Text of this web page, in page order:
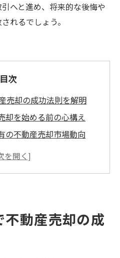
へと進め、将来的な後悔や
れるでしょう。
目次
売却の成功法則を解明
却を始める前の心構え
の不動産売却市場動向
事例から学ぶ宇都宮の傾
却で損をしないための工
る実践メソッド集
動産売却の成